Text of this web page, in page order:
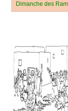
Dimanche des